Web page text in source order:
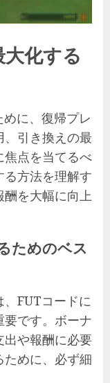
化する
に、復帰プレ
、引き換えの最
焦点を当てるべ
る方法を理解す
を大幅に向上
ためのベス
FUTコードに
です。ボーナ
出や報酬に必要
めに、必ず細